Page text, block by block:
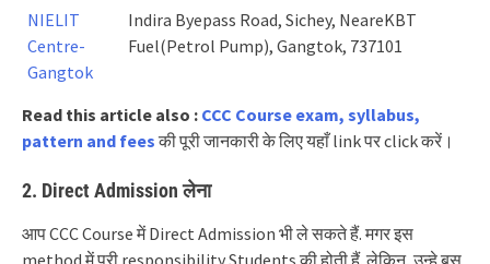
NIELIT
Centre-
Gangtok
Indira Byepass Road, Sichey, NeareKBT
Fuel(Petrol Pump), Gangtok, 737101
Read this article also : CCC Course exam, syllabus,
pattern and feesकी पूरी जानकारी के लिए यहाँ link पर click करें।
2. Direct Admission लेना
आप CCC Course में Direct Admission भी ले सकते हैं. मगर इस
method में पूरी responsibility Students की होती हैं. लेकिन, उन्हे बस